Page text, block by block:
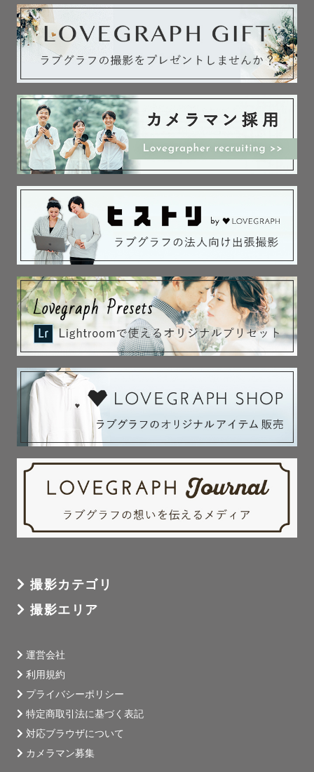
撮影カテゴリ
撮影エリア
運営会社
利用規約
プライバシーポリシー
特定商取引法に基づく表記
対応ブラウザについて
カメラマン募集